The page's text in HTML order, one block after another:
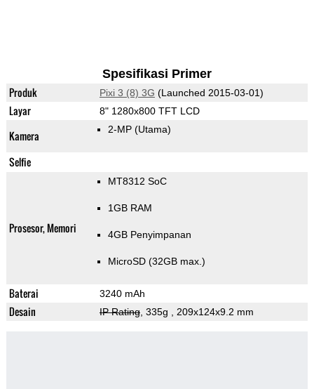
Spesifikasi Primer
Produk Pixi 3 (8) 3G (Launched 2015-03-01)
Layar 8" 1280x800 TFT LCD
Kamera 2-MP (Utama)
Selfie
Prosesor, Memori
MT8312 SoC
1GB RAM
4GB Penyimpanan
MicroSD (32GB max.)
Baterai 3240 mAh
Desain IP Rating, 335g , 209x124x9.2 mm